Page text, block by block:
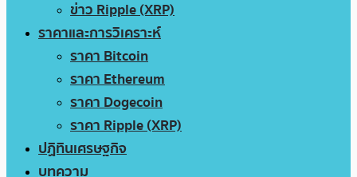
ข่าว Ripple (XRP)
ราคาและการวิเคราะห์
ราคา Bitcoin
ราคา Ethereum
ราคา Dogecoin
ราคา Ripple (XRP)
ปฏิทินเศรษฐกิจ
บทความ